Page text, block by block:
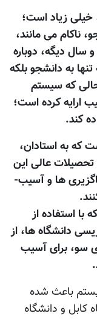
خیلی زیاد است؛
ناکام می مانند،
سال دیگه، دوباره
به دانشجو بلکه
که سیستم
ارایه کرده است؛
کند.
که به استادان،
تحصیلات عالی این
ها و آسیب-
استفاده از
دانشگاه ها، از
سو، برای آسیب
باعث شده
و دانشگاه